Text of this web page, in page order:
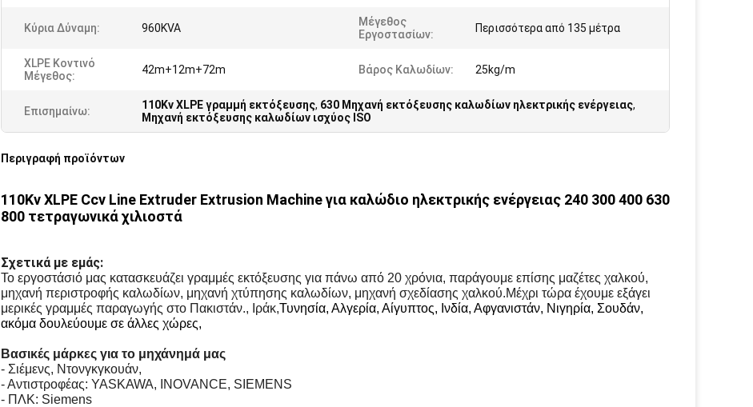
Κύρια Δύναμη: 960KVA
Μέγεθος
Εργοστασίων:
Περισσότερα από 135 μέτρα
XLPE Κοντινό
Μέγεθος:
42m+12m+72m Βάρος Καλωδίων: 25kg/m
Επισημαίνω: 110Kv XLPE γραμμή εκτόξευσης, 630 Μηχανή εκτόξευσης καλωδίων ηλεκτρικής ενέργειας,
Μηχανή εκτόξευσης καλωδίων ισχύος ISO
Περιγραφή προϊόντων
110Kv XLPE Ccv Line Extruder Extrusion Machine για καλώδιο ηλεκτρικής ενέργειας 240 300 400 630
800 τετραγωνικά χιλιοστά
Σχετικά με εμάς:
Το εργοστάσιό μας κατασκευάζει γραμμές εκτόξευσης για πάνω από 20 χρόνια, παράγουμε επίσης μαζέτες χαλκού,
μηχανή περιστροφής καλωδίων, μηχανή χτύπησης καλωδίων, μηχανή σχεδίασης χαλκού.Μέχρι τώρα έχουμε εξάγει
μερικές γραμμές παραγωγής στο Πακιστάν., Ιράκ,Τυνησία, Αλγερία, Αίγυπτος, Ινδία, Αφγανιστάν, Νιγηρία, Σουδάν,
ακόμα δουλεύουμε σε άλλες χώρες,
Βασικές μάρκες για το μηχάνημά μας
- Σιέμενς, Ντονγκγκουάν,
- Αντιστροφέας: YASKAWA, INOVANCE, SIEMENS
- ΠΛΚ: Siemens